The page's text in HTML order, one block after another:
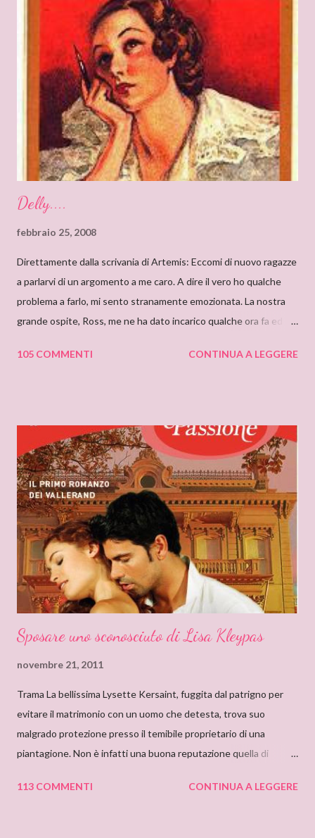
molto affascinante, con un intreccio poderoso e
un’ambientazione suggestiva – una tenuta di campagna in
un’antica abbazia, niente meno! E mi ha ricordato i vecchi
romanzi gotici con così tanto mistero ed elementi
soprannaturali. Hi, Deanna, I can only start saying that I’m very
very proud to interview an author like you. I’ve just finished
reading “Silent in the Sanctuary”, and I’ve found it very
intriguing, with a ponderous plot and a sug...
Delly....
febbraio 25, 2008
Direttamente dalla scrivania di Artemis: Eccomi di nuovo ragazze
a parlarvi di un argomento a me caro. A dire il vero ho qualche
problema a farlo, mi sento stranamente emozionata. La nostra
grande ospite, Ross, me ne ha dato incarico qualche ora fa ed io,
sensazione non saprei individuarlo, è una sensazione strana e
non erano solo favole per bambini. Quando andavo a trovare mia
zia mi soffermavo davanti ad una libreria che lei teneva nel
soggiorno e lì leggevo i titoli dei libri esposti cercando
l’ispirazione. Fu così che un giorno sfiorai con le dita la costina di
un Delly. Lo presi in prestito e iniziò così la mia conoscenza. Non
so quanto ci misi a leggerlo e non so neanche se il primo mi
piacque. So però che quando leggo il nome Delly, qua...
105 COMMENTI CONTINUA A LEGGERE
Sposare uno sconosciuto di Lisa Kleypas
novembre 21, 2011
Trama La bellissima Lysette Kersaint, fuggita dal patrigno per
evitare il matrimonio con un uomo che detesta, trova suo
malgrado protezione presso il temibile proprietario di una
piantagione. Non è infatti una buona reputazione quella di
collere, e con un misterioso passato. Addirittura si mormora che
113 COMMENTI CONTINUA A LEGGERE